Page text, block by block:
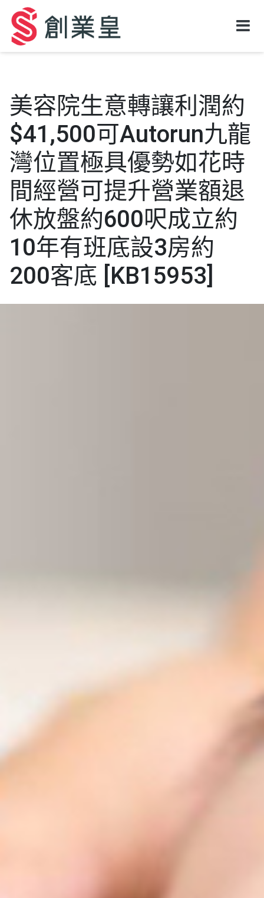
美容院生意轉讓利潤約
$41,500可Autorun九龍
灣位置極具優勢如花時
間經營可提升營業額退
休放盤約600呎成立約
10年有班底設3房約
200客底 [KB15953]